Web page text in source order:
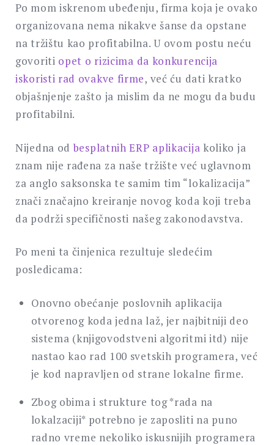
Po mom iskrenom ubeđenju, firma koja je ovako
organizovana nema nikakve šanse da opstane
na tržištu kao profitabilna. U ovom postu neću
govoriti opet o rizicima da konkurencija
iskoristi rad ovakve firme, već ću dati kratko
objašnjenje zašto ja mislim da ne mogu da budu
profitabilni.
Nijedna od besplatnih ERP aplikacija koliko ja
znam nije rađena za naše tržište već uglavnom
za anglo saksonska te samim tim “lokalizacija”
znači značajno kreiranje novog koda koji treba
da podrži specifičnosti našeg zakonodavstva.
Po meni ta činjenica rezultuje sledećim
posledicama:
Onovno obećanje poslovnih aplikacija
otvorenog koda jedna laž, jer najbitniji deo
sistema (knjigovodstveni algoritmi itd) nije
nastao kao rad 100 svetskih programera, već
je kod napravljen od strane lokalne firme.
Zbog obima i strukture tog *rada na
lokalzaciji* potrebno je zaposliti na puno
radno vreme nekoliko iskusnijih programera